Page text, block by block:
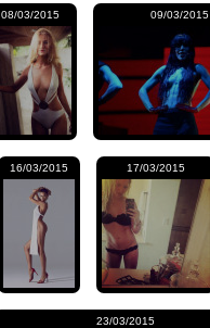
08/03/2015 09/03/2015
16/03/2015 17/03/2015
23/03/2015